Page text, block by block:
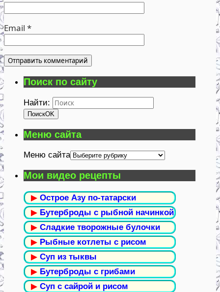
Email *
Поиск по сайту
Найти:
ПоискOK
Меню сайта
Меню сайта
Мои видео рецепты
▶ Острое Азу по-татарски
▶ Бутерброды с рыбной начинкой
▶ Сладкие творожные булочки
▶ Рыбные котлеты с рисом
▶ Суп из тыквы
▶ Бутерброды с грибами
▶ Суп с сайрой и рисом